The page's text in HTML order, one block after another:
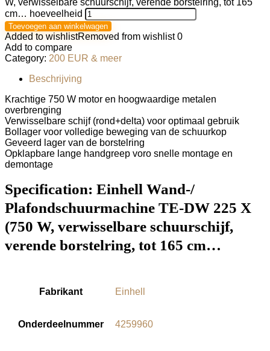
W, verwisselbare schuurschijf, verende borstelring, tot 165
cm… hoeveelheid
Toevoegen aan winkelwagen
Added to wishlistRemoved from wishlist 0
Add to compare
Category: 200 EUR & meer
Beschrijving
Krachtige 750 W motor en hoogwaardige metalen
overbrenging
Verwisselbare schijf (rond+delta) voor optimaal gebruik
Bollager voor volledige beweging van de schuurkop
Geveerd lager van de borstelring
Opklapbare lange handgreep voro snelle montage en
demontage
Specification: Einhell Wand-/
Plafondschuurmachine TE-DW 225 X
(750 W, verwisselbare schuurschijf,
verende borstelring, tot 165 cm…
Fabrikant ‎Einhell
Onderdeelnummer ‎4259960